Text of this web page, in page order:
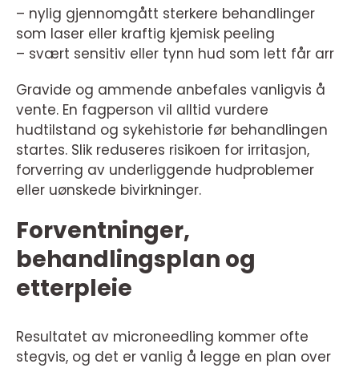
– nylig gjennomgått sterkere behandlinger
som laser eller kraftig kjemisk peeling
– svært sensitiv eller tynn hud som lett får arr
Gravide og ammende anbefales vanligvis å
vente. En fagperson vil alltid vurdere
hudtilstand og sykehistorie før behandlingen
startes. Slik reduseres risikoen for irritasjon,
forverring av underliggende hudproblemer
eller uønskede bivirkninger.
Forventninger,
behandlingsplan og
etterpleie
Resultatet av microneedling kommer ofte
stegvis, og det er vanlig å legge en plan over